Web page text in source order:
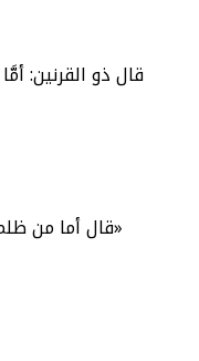
قال ذو القرنين:
«قال أما من